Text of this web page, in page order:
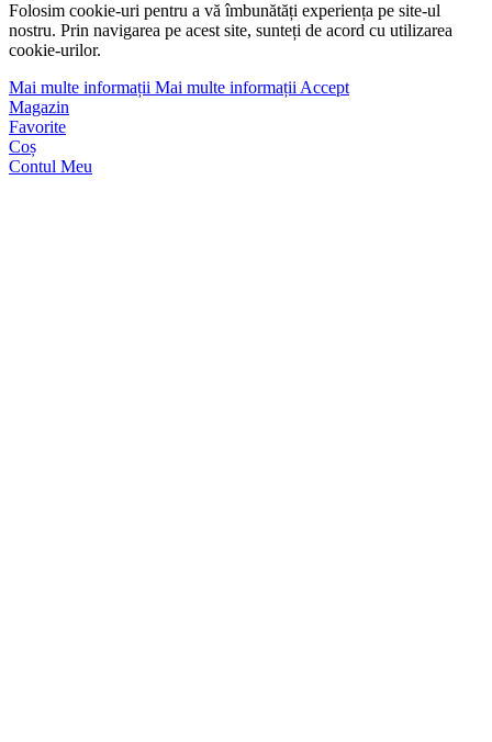
Folosim cookie-uri pentru a vă îmbunătăți experiența pe site-ul
nostru. Prin navigarea pe acest site, sunteți de acord cu utilizarea
cookie-urilor.
Mai multe informații Mai multe informațiiAccept
Magazin
Favorite
Coș
Contul Meu